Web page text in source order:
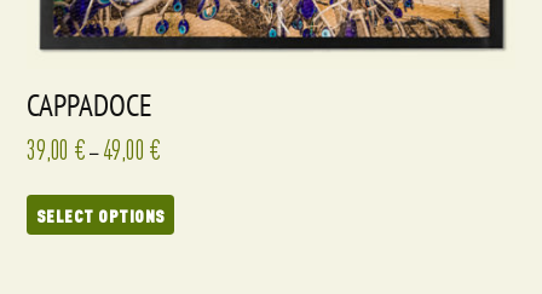
CAPPADOCE
39,00 € – 49,00 €
SELECT OPTIONS